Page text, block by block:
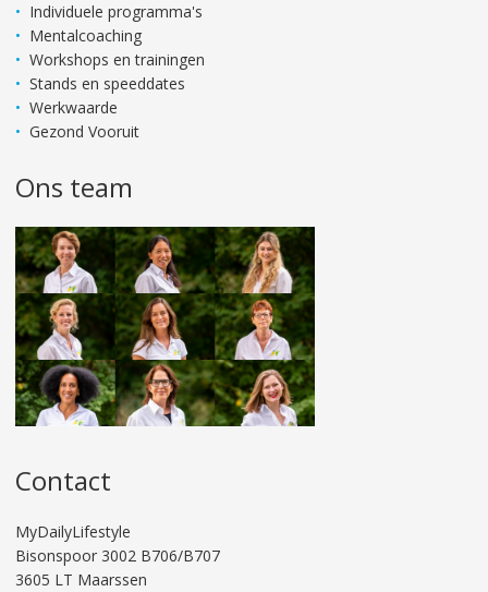
Individuele programma's
Mentalcoaching
Workshops en trainingen
Stands en speeddates
Werkwaarde
Gezond Vooruit
Ons team
Contact
MyDailyLifestyle
Bisonspoor 3002 B706/B707
3605 LT Maarssen